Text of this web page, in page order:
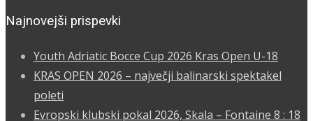
Najnovejši prispevki
Youth Adriatic Bocce Cup 2026 Kras Open U-18
KRAS OPEN 2026 – največji balinarski spektakel
poleti
Evropski klubski pokal 2026, Skala – Fontaine 8 : 18